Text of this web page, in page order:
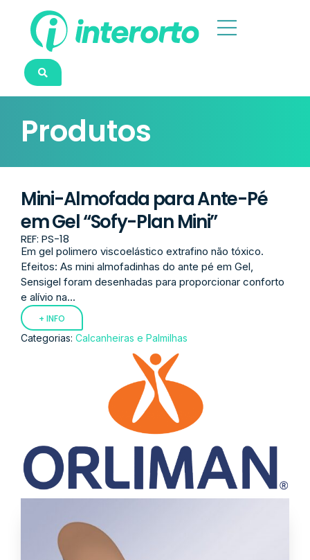
Produtos
Mini-Almofada para Ante-Pé
em Gel “Sofy-Plan Mini”
REF: PS-18
Em gel polimero viscoelástico extrafino não tóxico.
Efeitos: As mini almofadinhas do ante pé em Gel,
Sensigel foram desenhadas para proporcionar conforto
e alívio na...
+ INFO
Categorias: Calcanheiras e Palmilhas